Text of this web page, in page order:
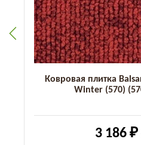
Ковровая плитка
Winter (570)
3 186 ₽